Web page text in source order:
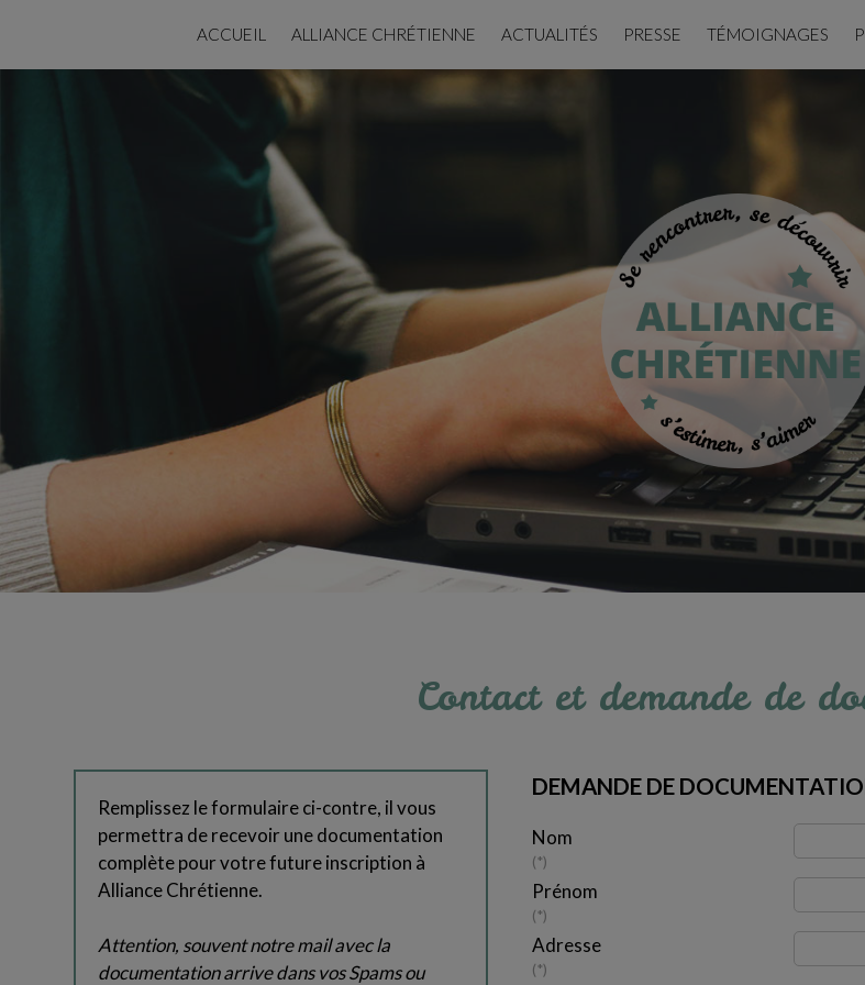
ACCUEIL ALLIANCE CHRÉTIENNE ACTUALITÉS PRESSE TÉMOIGNAGES
Contact et demande de
Remplissez le formulaire ci-contre, il vous
permettra de recevoir une documentation
complète pour votre future inscription à
Alliance Chrétienne.
Attention, souvent notre mail avec la
documentation arrive dans vos Spams ou
DEMANDE DE
Nom
*
Prénom
*
Adresse
*